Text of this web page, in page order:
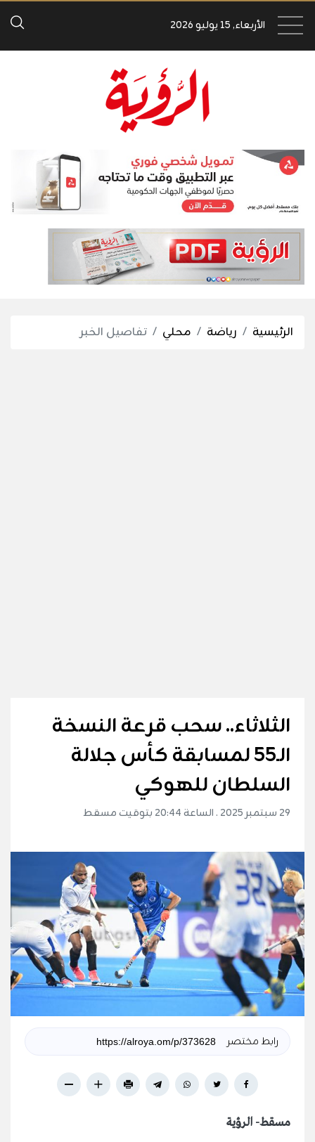
الأربعاء, 15 يوليو 2026
الرئيسية رياضة محلي تفاصيل الخبر
الثلاثاء.. سحب قرعة النسخة
الـ55 لمسابقة كأس جلالة
السلطان للهوكي
29 سبتمبر 2025 . الساعة 20:44 بتوقيت مسقط
رابط مختصر
مسقط- الرؤية